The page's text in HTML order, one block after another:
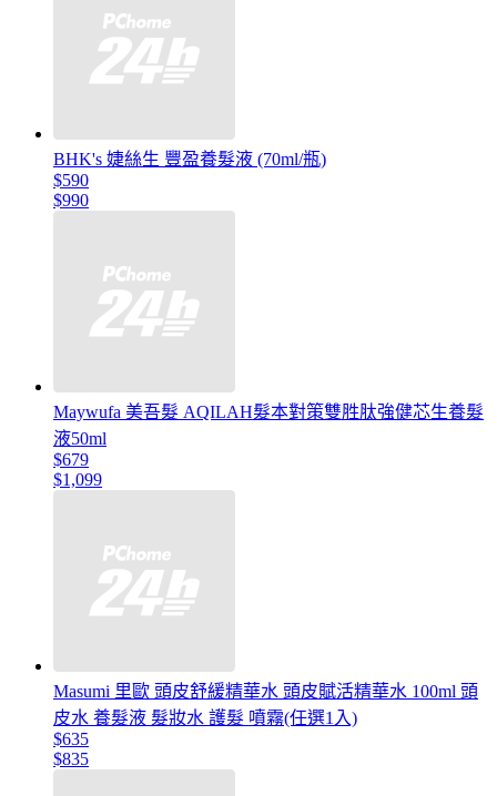
BHK's 婕絲生 豐盈養髮液 (70ml/瓶)
$590
$990
Maywufa 美吾髮 AQILAH髮本對策雙胜肽強健芯生養髮
液50ml
$679
$1,099
Masumi 里歐 頭皮舒緩精華水 頭皮賦活精華水 100ml 頭
皮水 養髮液 髮妝水 護髮 噴霧(任選1入)
$635
$835